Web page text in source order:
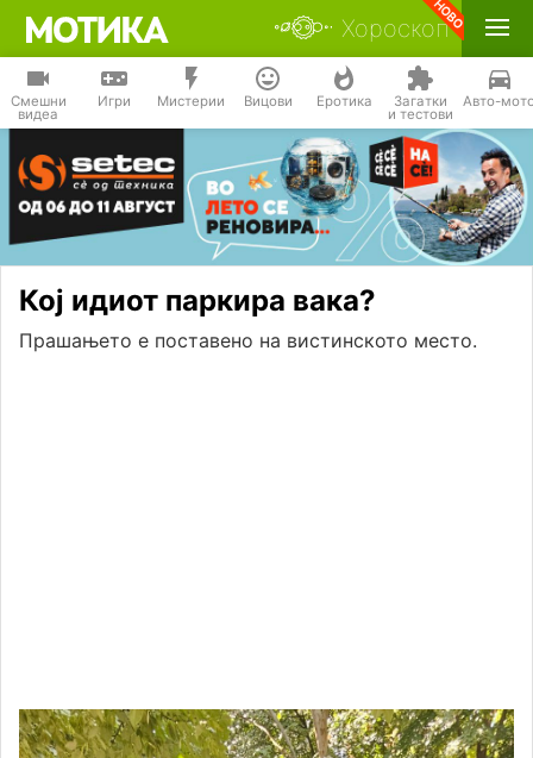
Хороскоп
Смешни
видеа
Игри Мистерии Вицови Еротика Загатки
и тестови
Авто-
Кој идиот паркира вака?
Прашањето е поставено на вистинското место.